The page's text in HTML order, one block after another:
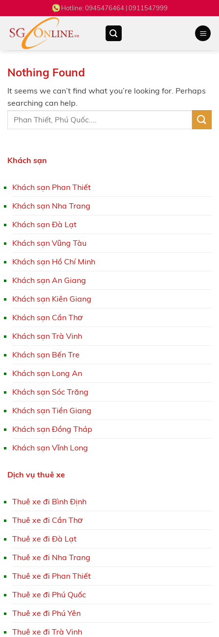
to
content
Hotline:0945476464 | 0911547999
Khách sạn
Khách sạn Phan Thiết
Khách sạn Nha Trang
Khách sạn Đà Lạt
Khách sạn Vũng Tàu
Khách sạn Hồ Chí Minh
Khách sạn An Giang
Khách sạn Kiên Giang
Khách sạn Cần Thơ
Khách sạn Trà Vinh
Khách sạn Bến Tre
Khách sạn Long An
Khách sạn Sóc Trăng
Khách sạn Tiền Giang
Khách sạn Đồng Tháp
Khách sạn Vĩnh Long
Dịch vụ thuê xe
Thuê xe đi Bình Định
Thuê xe đi Cần Thơ
Thuê xe đi Đà Lạt
Thuê xe đi Nha Trang
Thuê xe đi Phan Thiết
Thuê xe đi Phú Quốc
Thuê xe đi Phú Yên
Thuê xe đi Trà Vinh
Nothing Found
It seems we can’t find what you’re looking for. Perhaps
searching can help.